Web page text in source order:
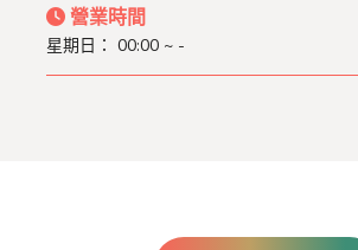
營業時間
星期日： 00:00 ~ -